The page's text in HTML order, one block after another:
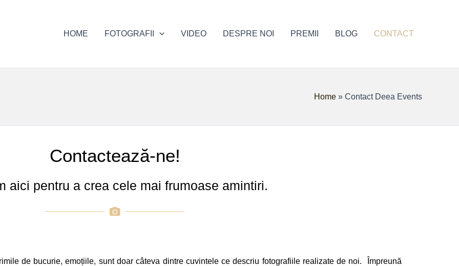
HOME FOTOGRAFII VIDEO DESPRE NOI PREMII BLOG CONTACT
Home » Contact Deea Events
Contactează-ne!
aici pentru a crea cele mai frumoase amintiri.
de bucurie, emoțiile, sunt doar câteva dintre cuvintele ce descriu fotografiile realizate de noi. Împreună